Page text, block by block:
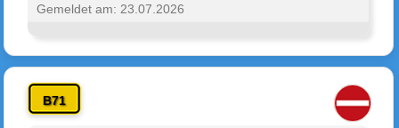
Gemeldet am: 23.07.2026
B71